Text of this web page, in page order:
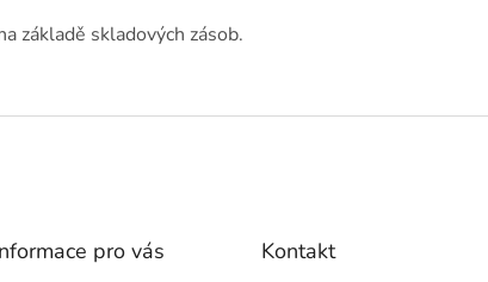
základě skladových zásob.
pro vás Kontakt